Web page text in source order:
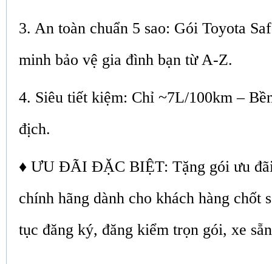
3. An toàn chuẩn 5 sao: Gói Toyota
minh bảo vệ gia đình bạn từ A-Z.
4. Siêu tiết kiệm: Chỉ ~7L/100km –
địch.
♦ ƯU ĐÃI ĐẶC BIỆT: Tặng gói ưu
chính hãng dành cho khách hàng chốt
tục đăng ký, đăng kiểm trọn gói, xe